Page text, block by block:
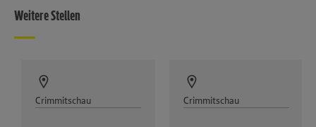
Weitere Stellen
Crimmitschau Crimmitschau